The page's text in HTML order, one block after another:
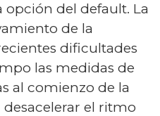
del default. La
de la
dificultades
las medidas de
al comienzo de la
el ritmo